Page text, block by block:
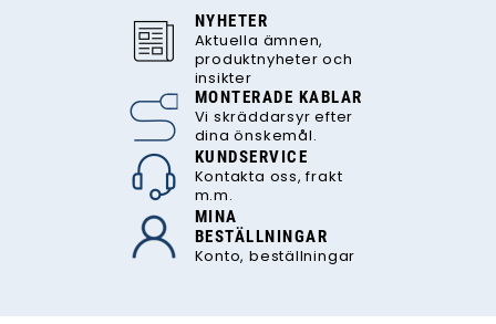
NYHETER
Aktuella ämnen,
produktnyheter och
insikter
MONTERADE KABLAR
Vi skräddarsyr efter
dina önskemål.
KUNDSERVICE
Kontakta oss, frakt
m.m.
MINA
BESTÄLLNINGAR
Konto, beställningar